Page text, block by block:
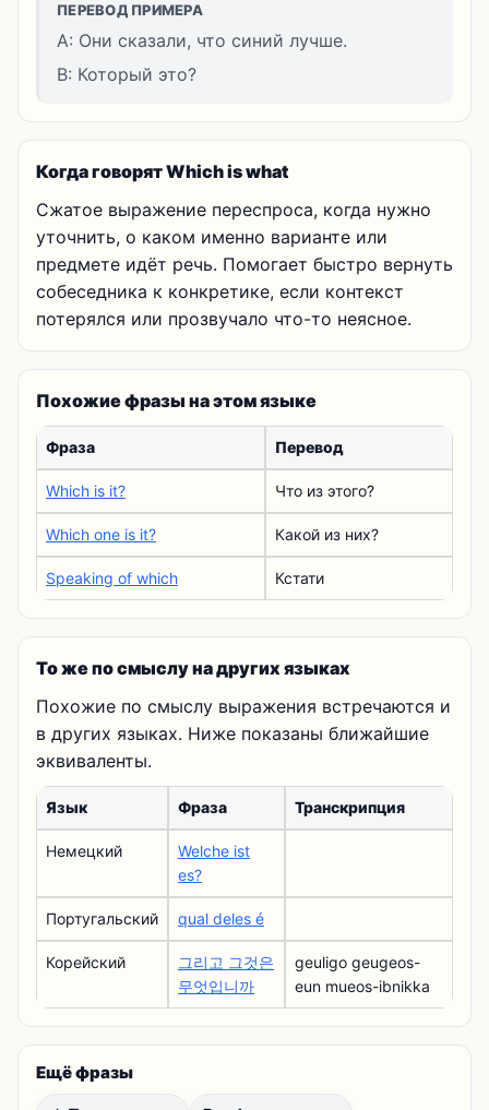
ПЕРЕВОД ПРИМЕРА
A: Они сказали, что синий лучше.
B: Который это?
Когда говорят Which is what
Сжатое выражение переспроса, когда нужно
уточнить, о каком именно варианте или
предмете идёт речь. Помогает быстро вернуть
собеседника к конкретике, если контекст
потерялся или прозвучало что-то неясное.
Похожие фразы на этом языке
Фраза Перевод
Which is it? Что из этого?
Which one is it? Какой из них?
Speaking of which Кстати
То же по смыслу на других языках
Похожие по смыслу выражения встречаются и
в других языках. Ниже показаны ближайшие
эквиваленты.
Язык Фраза Транскрипция
Немецкий
Welche ist
es?
Португальский qual deles é
Корейский
그리고 그것은
무엇입니까
geuligo geugeos-
eun mueos-ibnikka
Ещё фразы